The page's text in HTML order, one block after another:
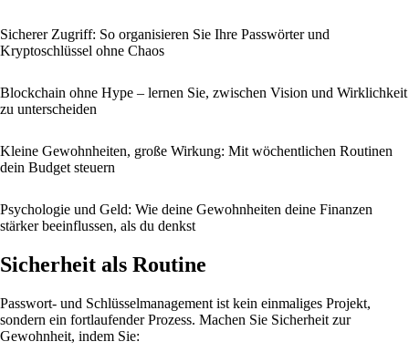
Sicherer Zugriff: So organisieren Sie Ihre Passwörter und
Kryptoschlüssel ohne Chaos
Blockchain ohne Hype – lernen Sie, zwischen Vision und Wirklichkeit
zu unterscheiden
Kleine Gewohnheiten, große Wirkung: Mit wöchentlichen Routinen
dein Budget steuern
Psychologie und Geld: Wie deine Gewohnheiten deine Finanzen
stärker beeinflussen, als du denkst
Sicherheit als Routine
Passwort- und Schlüsselmanagement ist kein einmaliges Projekt,
sondern ein fortlaufender Prozess. Machen Sie Sicherheit zur
Gewohnheit, indem Sie: